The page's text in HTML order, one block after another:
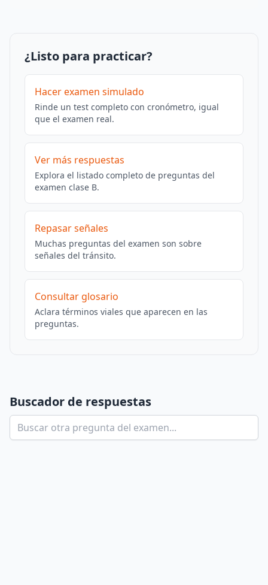
¿Listo para practicar?
Hacer examen simulado
Rinde un test completo con cronómetro, igual
que el examen real.
Ver más respuestas
Explora el listado completo de preguntas del
examen clase B.
Repasar señales
Muchas preguntas del examen son sobre
señales del tránsito.
Consultar glosario
Aclara términos viales que aparecen en las
preguntas.
Buscador de respuestas